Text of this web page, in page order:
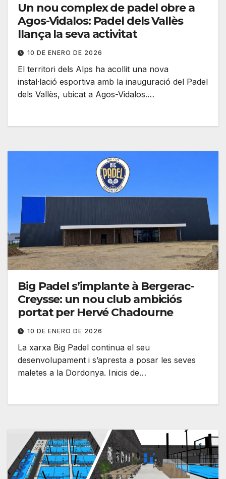
Un nou complex de padel obre a
Agos-Vidalos: Padel dels Vallès
llança la seva activitat
10 DE ENERO DE 2026
El territori dels Alps ha acollit una nova
instal·lació esportiva amb la inauguració del Padel
dels Vallès, ubicat a Agos-Vidalos.…
Big Padel s’implante à Bergerac-
Creysse: un nou club ambiciós
portat per Hervé Chadourne
10 DE ENERO DE 2026
La xarxa Big Padel continua el seu
desenvolupament i s’apresta a posar les seves
maletes a la Dordonya. Inicis de…